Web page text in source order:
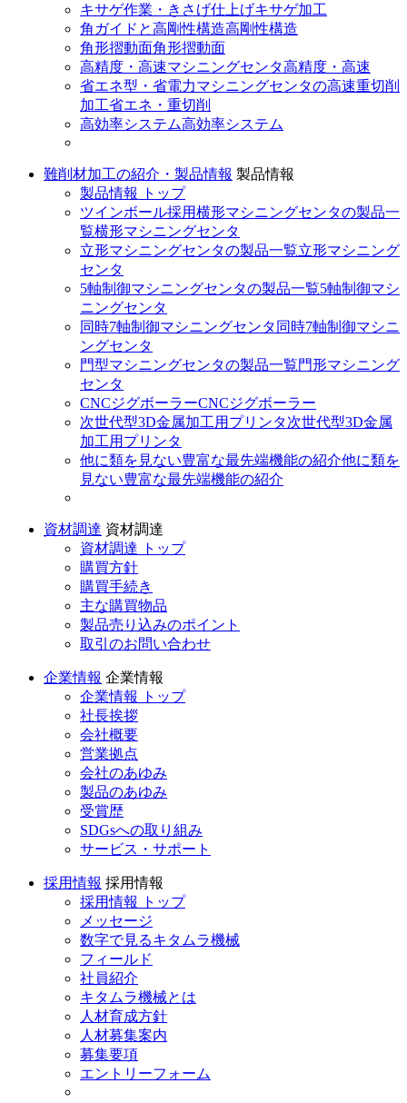
キサゲ作業・きさげ仕上げキサゲ加工
角ガイドと高剛性構造高剛性構造
角形摺動面角形摺動面
高精度・高速マシニングセンタ高精度・高速
省エネ型・省電力マシニングセンタの高速重切削
加工省エネ・重切削
高効率システム高効率システム
難削材加工の紹介・製品情報 製品情報
製品情報 トップ
ツインボール採用横形マシニングセンタの製品一
覧横形マシニングセンタ
立形マシニングセンタの製品一覧立形マシニング
センタ
5軸制御マシニングセンタの製品一覧5軸制御マシ
ニングセンタ
同時7軸制御マシニングセンタ 同時7軸制御マシニ
ングセンタ
門型マシニングセンタの製品一覧門形マシニング
センタ
CNCジグボーラーCNCジグボーラー
次世代型3D金属加工用プリンタ次世代型3D金属
加工用プリンタ
他に類を見ない豊富な最先端機能の紹介他に類を
見ない豊富な最先端機能の紹介
資材調達 資材調達
資材調達 トップ
購買方針
購買手続き
主な購買物品
製品売り込みのポイント
取引のお問い合わせ
企業情報 企業情報
企業情報 トップ
社長挨拶
会社概要
営業拠点
会社のあゆみ
製品のあゆみ
受賞歴
SDGsへの取り組み
サービス・サポート
採用情報 採用情報
採用情報 トップ
メッセージ
数字で見るキタムラ機械
フィールド
社員紹介
キタムラ機械とは
人材育成方針
人材募集案内
募集要項
エントリーフォーム